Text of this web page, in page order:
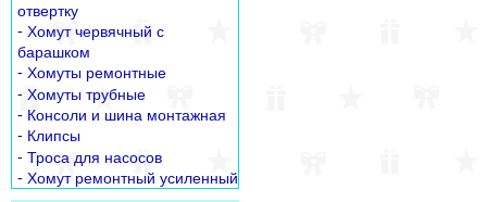
отвертку
- Хомут червячный с
барашком
- Хомуты ремонтные
- Хомуты трубные
- Консоли и шина монтажная
- Клипсы
- Троса для насосов
- Хомут ремонтный усиленный